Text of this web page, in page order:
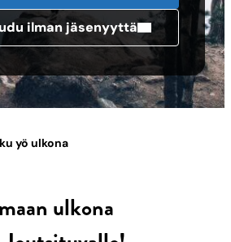
ilman jäsenyyttä
yö ulkona
ulkona